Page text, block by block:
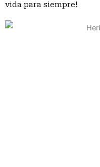
vida para siempre!